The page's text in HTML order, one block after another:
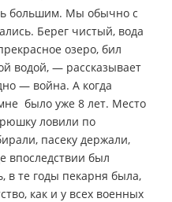
большим. Мы обычно с
Берег чистый, вода
озеро, бил
водой, — рассказывает
— война. А когда
было уже 8 лет. Место
ловили по
пасеку держали,
впоследствии был
в те годы пекарня была,
как и у всех военных